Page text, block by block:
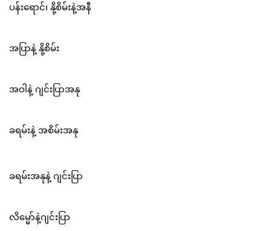
ပန်းရောင်၊ နို့စိမ်းနဲ့အနီ
အပြာနဲ့ နို့စိမ်း
အဝါနဲ့ ဂျင်းပြာအနု
ခရမ်းနဲ့ အစိမ်းအနု
ခရမ်းအနုနဲ့ ဂျင်းပြာ
လိမ္မော်နဲ့ဂျင်းပြာ